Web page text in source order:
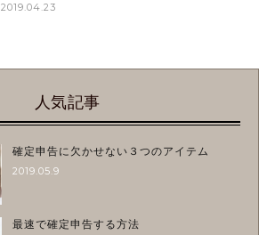
書類は「申告書B」です。 「申告書B」に
2019.04.23
人気記事
確定申告に欠かせない３つのアイテム
2019.05.9
最速で確定申告する方法